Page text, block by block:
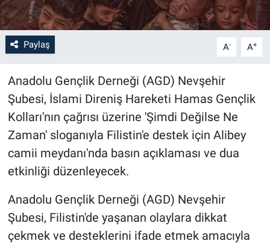
Paylaş A- A+
Anadolu Gençlik Derneği (AGD) Nevşehir
Şubesi, İslami Direniş Hareketi Hamas Gençlik
Kolları'nın çağrısı üzerine 'Şimdi Değilse Ne
Zaman' sloganıyla Filistin'e destek için Alibey
camii meydanı'nda basın açıklaması ve dua
etkinliği düzenleyecek.
Anadolu Gençlik Derneği (AGD) Nevşehir
Şubesi, Filistin'de yaşanan olaylara dikkat
çekmek ve desteklerini ifade etmek amacıyla
Medya
Bilim-Tek
Teknoloji
Röportaj
Kayseri
Niğde
Aksaray
Kırşehir